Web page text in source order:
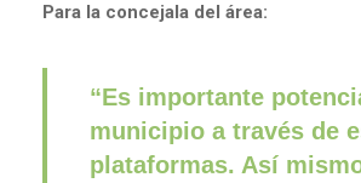
Para la concejala del área:
“Es importante
municipio a través de
plataformas. Así